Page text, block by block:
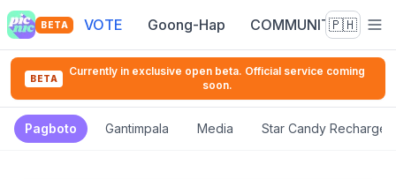
BETA VOTE Goong-Hap COMMUNITY🇵🇭
BETA
Currently in exclusive open beta. Official service coming
soon.
Pagboto Gantimpala Media Star Candy Recharge